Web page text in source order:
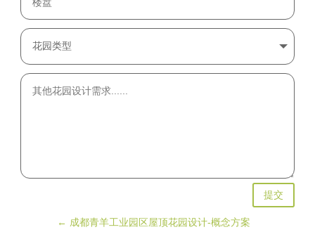
提交
← 成都青羊工业园区屋顶花园设计-概念方案